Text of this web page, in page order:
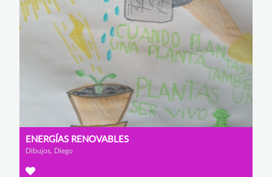
ENERGÍAS RENOVABLES
Dibujos, Diego